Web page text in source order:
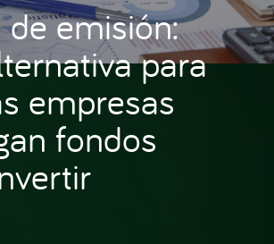
de emisión:
para
empresas
fondos